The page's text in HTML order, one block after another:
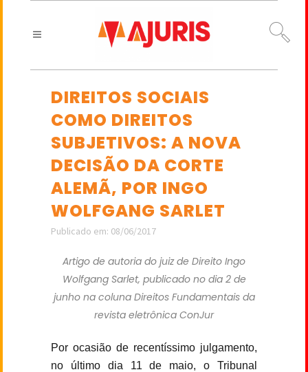
DIREITOS SOCIAIS
COMO DIREITOS
SUBJETIVOS: A NOVA
DECISÃO DA CORTE
ALEMÃ, POR INGO
WOLFGANG SARLET
Publicado em: 08/06/2017
Artigo de autoria do juiz de Direito Ingo
Wolfgang Sarlet, publicado no dia 2 de
junho na coluna Direitos Fundamentais da
revista eletrônica ConJur
Por ocasião de recentíssimo julgamento,
no último dia 11 de maio, o Tribunal